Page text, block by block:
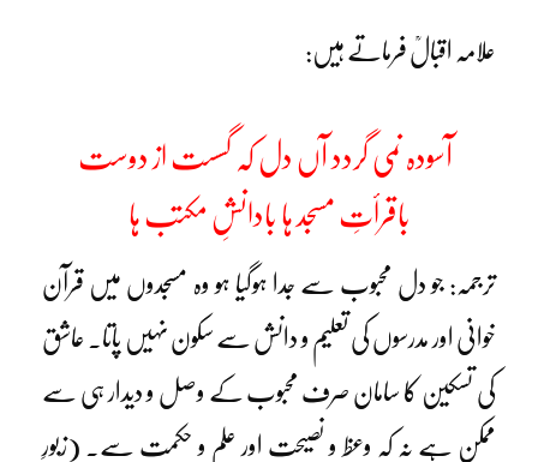
علامہ اقبالؒ فرماتے ہیں:
آسودہ نمی گردد آں دل کہ گسست از دوست
باقرأتِ مسجد ہا بادانشِ مکتب ہا
ترجمہ: جو دل محبوب سے جدا ہوگیا ہو وہ مسجدوں میں قرآن
خوانی اور مدرسوں کی تعلیم و دانش سے سکون نہیں پاتا۔ عاشق
کی تسکین کا سامان صرف محبوب کے وصل و دیدار ہی سے
ممکن ہے نہ کہ وعظ و نصیحت اور علم و حکمت سے۔ (زبورِ